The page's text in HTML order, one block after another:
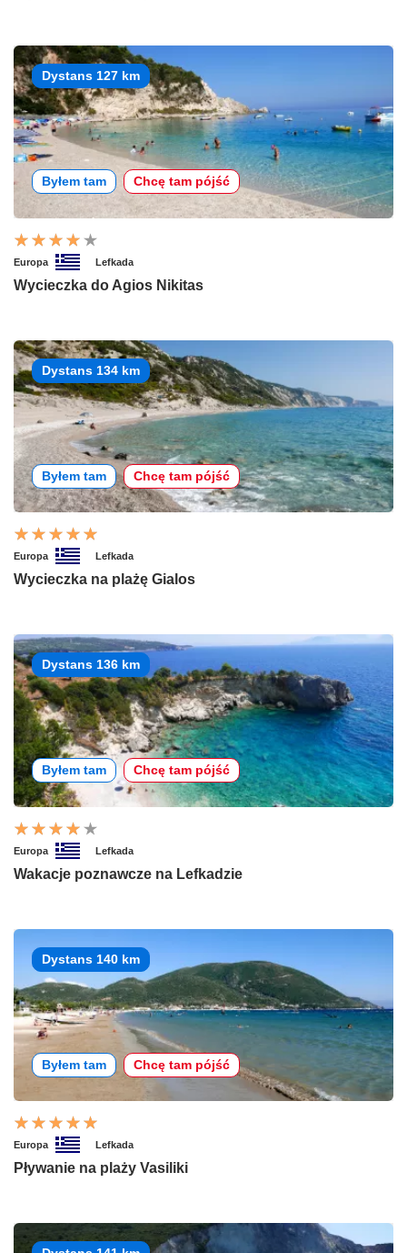
Dystans 127 km
Byłem tam Chcę tam pójść
Europa Lefkada
Wycieczka do Agios Nikitas
Dystans 134 km
Byłem tam Chcę tam pójść
Europa Lefkada
Wycieczka na plażę Gialos
Dystans 136 km
Byłem tam Chcę tam pójść
Europa Lefkada
Wakacje poznawcze na Lefkadzie
Dystans 140 km
Byłem tam Chcę tam pójść
Europa Lefkada
Pływanie na plaży Vasiliki